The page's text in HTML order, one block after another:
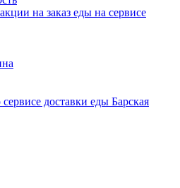
на заказ еды на сервисе
доставки еды Барская